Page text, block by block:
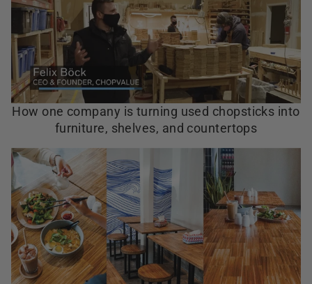
How one company is turning used chopsticks into
furniture, shelves, and countertops